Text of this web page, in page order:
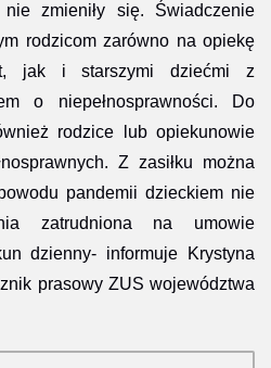
nie zmieniły się. Świadczenie
rodzicom zarówno na opiekę
jak i starszymi dziećmi z
o niepełnosprawności. Do
rodzice lub opiekunowie
Z zasiłku można
pandemii dzieckiem nie
zatrudniona na umowie
dzienny- informuje Krystyna
prasowy ZUS województwa